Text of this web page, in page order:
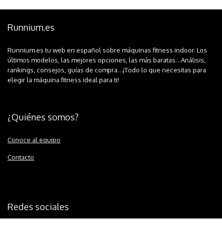
Runnium.es
Runnium.es tu web en español sobre máquinas fitness indoor. Los
últimos modelos, las mejores opciones, las más baratas…Análisis,
rankings, consejos, guías de compra…¡Todo lo que necesitas para
elegir la máquina fitness ideal para ti!
¿Quiénes somos?
Conoce al equipo
Contacto
Redes sociales